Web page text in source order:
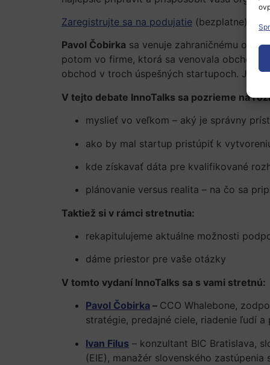
Zaregistrujte sa na podujatie (bezplatne)
Pavol Čobirka sa venuje zahraničnému
potom vo firme, ktorá sa venovala
obchod v troch úspešných startupoch.
V tejto debate InnoTalks sa pozrieme na
myslieť vo veľkom – aký je správny
ako by mal startup pristúpiť k
kde získavať dáta pre kvalifikované
plánovanie versus realita – na čo sa
Taktiež si v rámci stretnutia:
rekapitulujeme aktuálne možnosti
dáme priestor pre vaše otázky
V tomto vydaní InnoTalks sa s vami stretnú:
Pavol Čobirka – CCO Whalebone,
stratégie, predajné ciele, riadenie ľudí a
Ivan Filus – konzultant BIC Bratislava,
(EIE), manažér slovenského